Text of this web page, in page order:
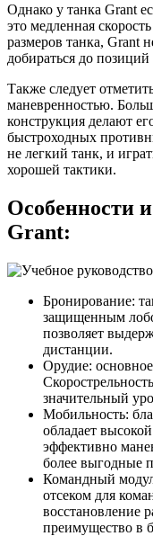
Однако у танка Grant
это медленная
размеров танка, Grant
добираться до
Также следует
маневренностью.
конструкция делают
быстроходных
не легкий танк, и
хорошей тактики.
Особенности
Grant:
Бронирование:
защищенным
позволяет
дистанции.
Орудие:
значительный
Мобильность:
обладает
эффективно
более выгодные
Командный
отсеком для
восстановление
преимущество в